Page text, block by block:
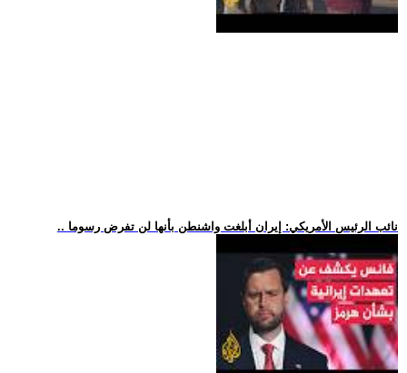
.. نائب الرئيس الأمريكي: إيران أبلغت واشنطن بأنها لن تفرض رسوما